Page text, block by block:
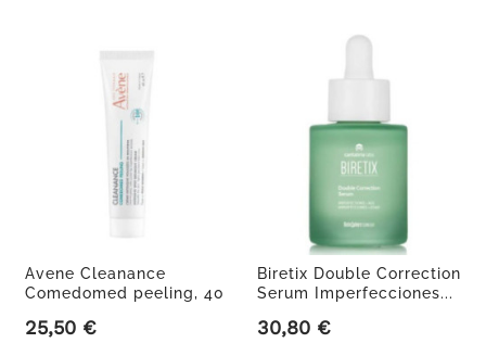
Avene Cleanance
Comedomed peeling, 40
Precio
25,50 €
Biretix Double Correction
Serum Imperfecciones...
Precio
30,80 €